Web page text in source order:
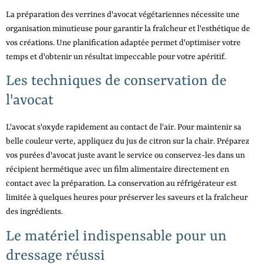
La préparation des verrines d'avocat végétariennes nécessite une
organisation minutieuse pour garantir la fraîcheur et l'esthétique de
vos créations. Une planification adaptée permet d'optimiser votre
temps et d'obtenir un résultat impeccable pour votre apéritif.
Les techniques de conservation de
l'avocat
L'avocat s'oxyde rapidement au contact de l'air. Pour maintenir sa
belle couleur verte, appliquez du jus de citron sur la chair. Préparez
vos purées d'avocat juste avant le service ou conservez-les dans un
récipient hermétique avec un film alimentaire directement en
contact avec la préparation. La conservation au réfrigérateur est
limitée à quelques heures pour préserver les saveurs et la fraîcheur
des ingrédients.
Le matériel indispensable pour un
dressage réussi